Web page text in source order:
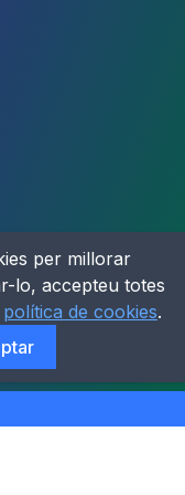
per millorar
lo, accepteu totes
política de cookies.